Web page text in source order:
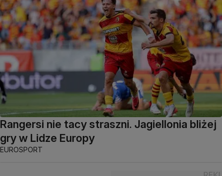
Rangersi nie tacy straszni. Jagiellonia bliżej
gry w Lidze Europy
EUROSPORT